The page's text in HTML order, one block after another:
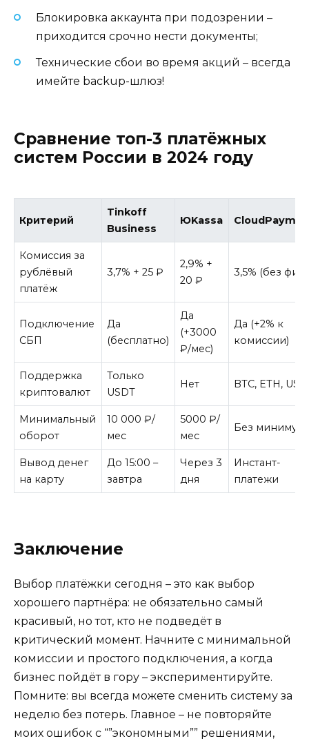
Блокировка аккаунта при подозрении –
приходится срочно нести документы;
Технические сбои во время акций – всегда
имейте backup-шлюз!
Сравнение топ-3 платёжных
систем России в 2024 году
Критерий
Tinkoff
Business
ЮKassa
Комиссия за
рублёвый
платёж
3,7% + 25 ₽
2,9% +
20 ₽
3,5% (без
Подключение
СБП
Да
(бесплатно)
Да
(+3000
₽/мес)
Да (+2% к
комиссии)
Поддержка
криптовалют
Только
USDT
Нет BTC, ETH,
Минимальный
оборот
10 000 ₽/
мес
5000 ₽/
мес
Без
Вывод денег
на карту
До 15:00 –
завтра
Через 3
дня
Инстант-
платежи
Заключение
Выбор платёжки сегодня – это как выбор
хорошего партнёра: не обязательно самый
красивый, но тот, кто не подведёт в
критический момент. Начните с минимальной
комиссии и простого подключения, а когда
бизнес пойдёт в гору – экспериментируйте.
Помните: вы всегда можете сменить систему за
неделю без потерь. Главное – не повторяйте
моих ошибок с “”экономными”” решениями,